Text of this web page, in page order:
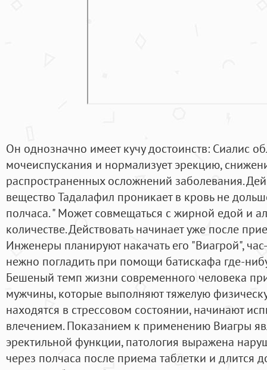
Он однозначно имеет кучу достоинств: Сиалис
мочеиспускания и нормализует эрекцию,
распространенных осложнений заболевания.
вещество Тадалафил проникает в кровь не
полчаса. " Может совмещаться с жирной едой и
количестве. Действовать начинает уже после
Инженеры планируют накачать его "Виагрой",
нежно погладить при помощи батискафа где-
Бешеный темп жизни современного человека
мужчины, которые выполняют тяжелую
находятся в стрессовом состоянии, начинают
влечением. Показанием к применению Виагры
эректильной функции, патология выражена
через полчаса после приема таблетки и длится